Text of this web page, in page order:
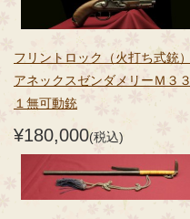
フリントロック（火打ち式銃）
アネックスゼンダメリーＭ３３
１無可動銃
¥180,000(税込)